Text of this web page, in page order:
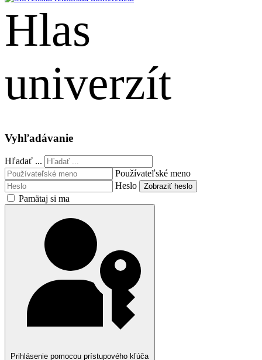
Hlas
univerzít
Vyhľadávanie
Hľadať ...
Používateľské meno
Heslo
Zobraziť heslo
Pamätaj si ma
Prihlásenie pomocou prístupového kľúča